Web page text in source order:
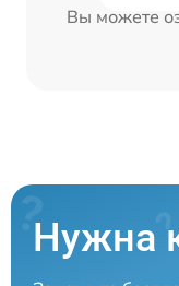
Вы можете
Нужна